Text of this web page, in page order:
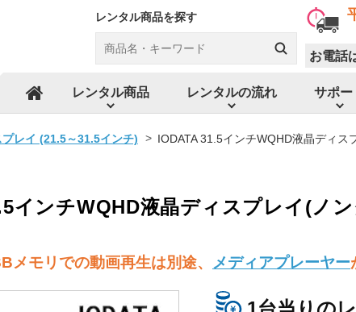
レンタル商品を探す
お電話
ホーム レンタル商品 レンタルの流れ サポー
レイ (21.5～31.5インチ) IODATA 31.5インチWQHD液晶ディス
インチWQHD液晶ディスプレイ(ノ
メモリでの動画再生は別途、 メディアプレーヤー